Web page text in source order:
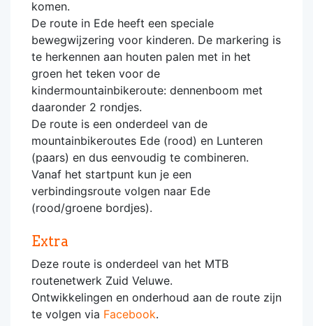
komen.
De route in Ede heeft een speciale
bewegwijzering voor kinderen. De markering is
te herkennen aan houten palen met in het
groen het teken voor de
kindermountainbikeroute: dennenboom met
daaronder 2 rondjes.
De route is een onderdeel van de
mountainbikeroutes Ede (rood) en Lunteren
(paars) en dus eenvoudig te combineren.
Vanaf het startpunt kun je een
verbindingsroute volgen naar Ede
(rood/groene bordjes).
Extra
Deze route is onderdeel van het MTB
routenetwerk Zuid Veluwe.
Ontwikkelingen en onderhoud aan de route zijn
te volgen via Facebook.